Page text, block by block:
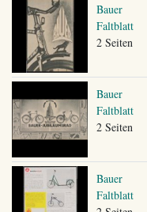
Bauer
Faltblatt
2 Seiten
Bauer
Faltblatt
2 Seiten
Bauer
Faltblatt